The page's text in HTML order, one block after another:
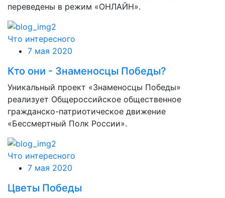
переведены в режим «ОНЛАЙН».
Что интересного
7 мая 2020
Кто они - Знаменосцы Победы?
Уникальный проект «Знаменосцы Победы»
реализует Общероссийское общественное
гражданско-патриотическое движение
«Бессмертный Полк России».
Что интересного
7 мая 2020
Цветы Победы